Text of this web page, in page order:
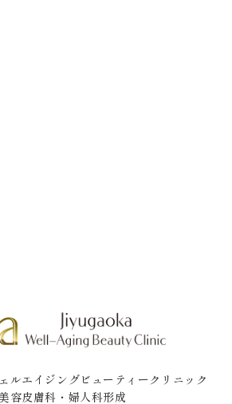
ルエイジングビューティークリニック
容皮膚科・婦人科形成